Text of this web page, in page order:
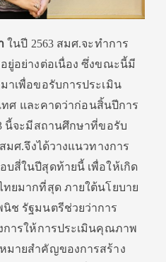
ในปี 2563 สมศ.จะทำการ
ยู่อย่างต่อเนื่อง ซึ่งขณะนี้มี
าเพื่อขอรับการประเมิน
ทศ และคาดว่าก่อนสิ้นปีการ
นี้จะมีสถานศึกษาที่ขอรับ
มศ.จึงได้วางแนวทางการ
สี่ในปีสุดท้ายนี้ เพื่อให้เกิด
ยมากที่สุด ภายใต้นโยบาย
รัฐมนตรีช่วยว่าการ
การให้การประเมินคุณภาพ
มายสำคัญของการสร้าง